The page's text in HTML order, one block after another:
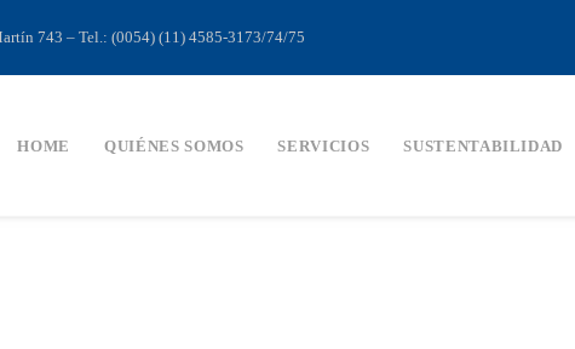
743 – Tel.: (0054) (11) 4585-3173/74/75
HOME QUIÉNES SOMOS SERVICIOS SUSTENTABILIDAD